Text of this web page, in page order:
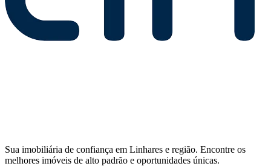
Sua imobiliária de confiança em Linhares e região. Encontre os
melhores imóveis de alto padrão e oportunidades únicas.